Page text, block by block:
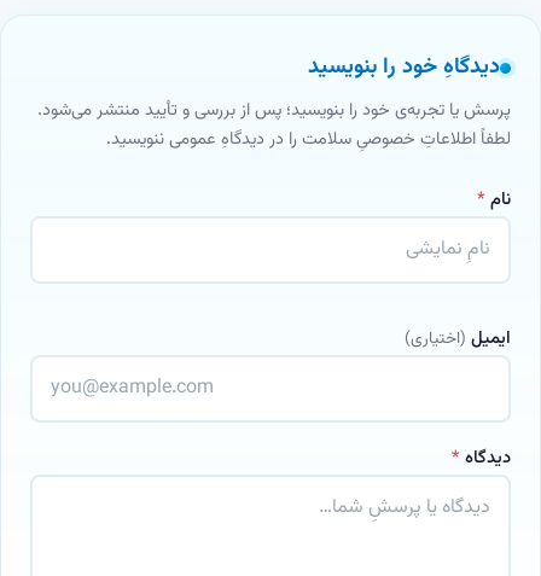
دیدگاهِ خود را بنویسید
پرسش یا تجربه‌ی خود را بنویسید؛ پس از بررسی و تأیید منتشر می‌شود.
لطفاً اطلاعاتِ خصوصیِ سلامت را در دیدگاهِ عمومی ننویسید.
نام*
ایمیل (اختیاری)
دیدگاه*